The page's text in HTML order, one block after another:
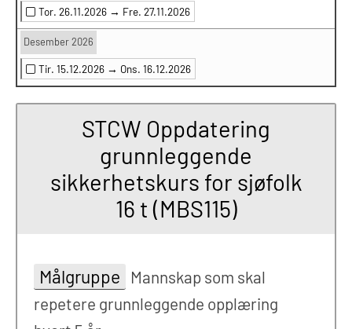
Tor. 26.11.2026 → Fre. 27.11.2026
Desember 2026
Tir. 15.12.2026 → Ons. 16.12.2026
STCW Oppdatering
grunnleggende
sikkerhetskurs for sjøfolk
16 t (MBS115)
Målgruppe
Mannskap som skal
repetere grunnleggende opplæring